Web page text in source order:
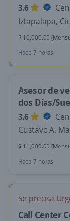
3.6
Iztapalapa,
$ 10,000.00
Hace 7 horas
Asesor de
dos Días/
3.6
Gustavo A.
$ 11,000.00
Hace 7 horas
Se precisa
Call Center